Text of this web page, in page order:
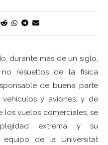
durante más de un siglo,
resueltos de la física
de buena parte
y aviones, y de
los vuelos comerciales, se
extrema y su
equipo de la Universitat